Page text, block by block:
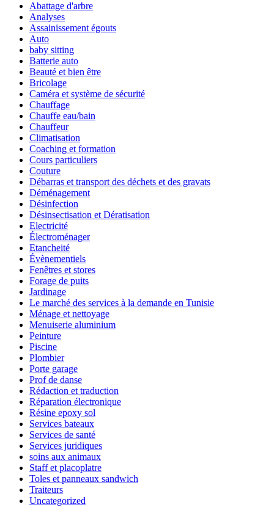
Abattage d'arbre
Analyses
Assainissement égouts
Auto
baby sitting
Batterie auto
Beauté et bien être
Bricolage
Caméra et système de sécurité
Chauffage
Chauffe eau/bain
Chauffeur
Climatisation
Coaching et formation
Cours particuliers
Couture
Débarras et transport des déchets et des gravats
Déménagement
Désinfection
Désinsectisation et Dératisation
Electricité
Électroménager
Etancheité
Évènementiels
Fenêtres et stores
Forage de puits
Jardinage
Le marché des services à la demande en Tunisie
Ménage et nettoyage
Menuiserie aluminium
Peinture
Piscine
Plombier
Porte garage
Prof de danse
Rédaction et traduction
Réparation électronique
Résine epoxy sol
Services bateaux
Services de santé
Services juridiques
soins aux animaux
Staff et placoplatre
Toles et panneaux sandwich
Traiteurs
Uncategorized